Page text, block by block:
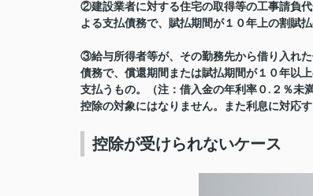
②建設業者に対する住宅の取得等の工事請負
よる支払債務で、賦払期間が１０年上の割賦
③給与所得者等が、その勤務先から借り入れ
債務で、償還期間または賦払期間が１０年以
支払うもの。（注：借入金の年利率０.２％未
控除の対象にはなりません。また利息に対応
控除が受けられないケース